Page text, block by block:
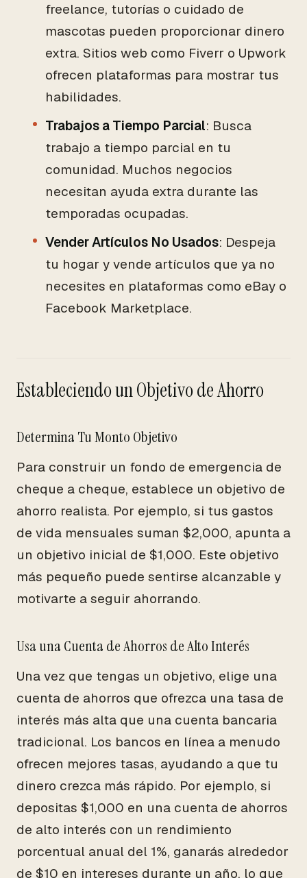
freelance, tutorías o cuidado de
mascotas pueden proporcionar dinero
extra. Sitios web como Fiverr o Upwork
ofrecen plataformas para mostrar tus
habilidades.
Trabajos a Tiempo Parcial: Busca
trabajo a tiempo parcial en tu
comunidad. Muchos negocios
necesitan ayuda extra durante las
temporadas ocupadas.
Vender Artículos No Usados: Despeja
tu hogar y vende artículos que ya no
necesites en plataformas como eBay o
Facebook Marketplace.
Estableciendo un Objetivo de Ahorro
Determina Tu Monto Objetivo
Para construir un fondo de emergencia de
cheque a cheque, establece un objetivo de
ahorro realista. Por ejemplo, si tus gastos
de vida mensuales suman $2,000, apunta a
un objetivo inicial de $1,000. Este objetivo
más pequeño puede sentirse alcanzable y
motivarte a seguir ahorrando.
Usa una Cuenta de Ahorros de Alto Interés
Una vez que tengas un objetivo, elige una
cuenta de ahorros que ofrezca una tasa de
interés más alta que una cuenta bancaria
tradicional. Los bancos en línea a menudo
ofrecen mejores tasas, ayudando a que tu
dinero crezca más rápido. Por ejemplo, si
depositas $1,000 en una cuenta de ahorros
de alto interés con un rendimiento
porcentual anual del 1%, ganarás alrededor
de $10 en intereses durante un año, lo que